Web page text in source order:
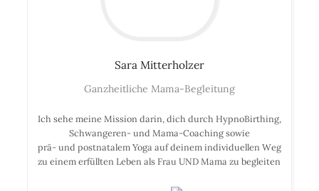
Sara Mitterholzer
Ganzheitliche Mama-Begleitung
Ich sehe meine Mission darin, dich durch HypnoBirthing,
Schwangeren- und Mama-Coaching sowie
prä- und postnatalem Yoga auf deinem individuellen Weg
zu einem erfüllten Leben als Frau UND Mama zu begleiten